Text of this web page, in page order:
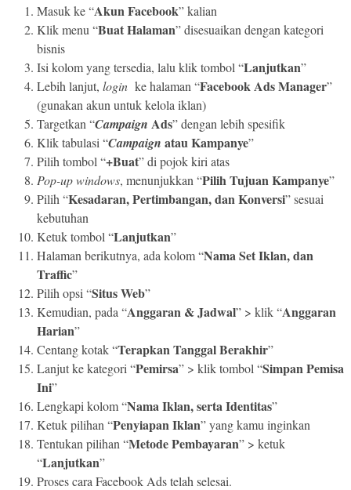
Masuk ke “Akun Facebook” kalian
Klik menu “Buat Halaman” disesuaikan dengan kategori
bisnis
Isi kolom yang tersedia, lalu klik tombol “Lanjutkan”
Lebih lanjut, login ke halaman “Facebook Ads Manager”
(gunakan akun untuk kelola iklan)
Targetkan “Campaign Ads” dengan lebih spesifik
Klik tabulasi “Campaign atau Kampanye”
Pilih tombol “+Buat” di pojok kiri atas
Pop-up windows, menunjukkan “Pilih Tujuan Kampanye”
Pilih “Kesadaran, Pertimbangan, dan Konversi” sesuai
kebutuhan
Ketuk tombol “Lanjutkan”
Halaman berikutnya, ada kolom “Nama Set Iklan, dan
Traffic”
Pilih opsi “Situs Web”
Kemudian, pada “Anggaran & Jadwal” > klik “Anggaran
Harian”
Centang kotak “Terapkan Tanggal Berakhir”
Lanjut ke kategori “Pemirsa” > klik tombol “Simpan Pemisa
Ini”
Lengkapi kolom “Nama Iklan, serta Identitas”
Ketuk pilihan “Penyiapan Iklan” yang kamu inginkan
Tentukan pilihan “Metode Pembayaran” > ketuk
“Lanjutkan”
Proses cara Facebook Ads telah selesai.